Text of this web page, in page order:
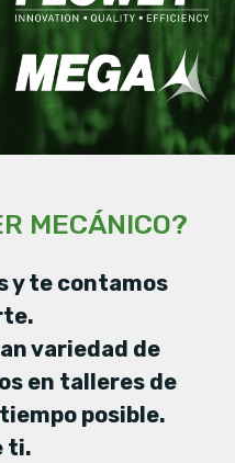
MECÁNICO?
y te contamos
variedad de
en talleres de
posible.
ti.